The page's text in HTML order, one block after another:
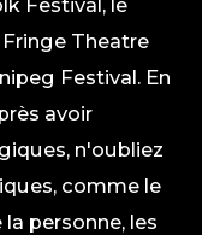
Theatre
Festival. En
avoir
n'oubliez
comme le
personne, les